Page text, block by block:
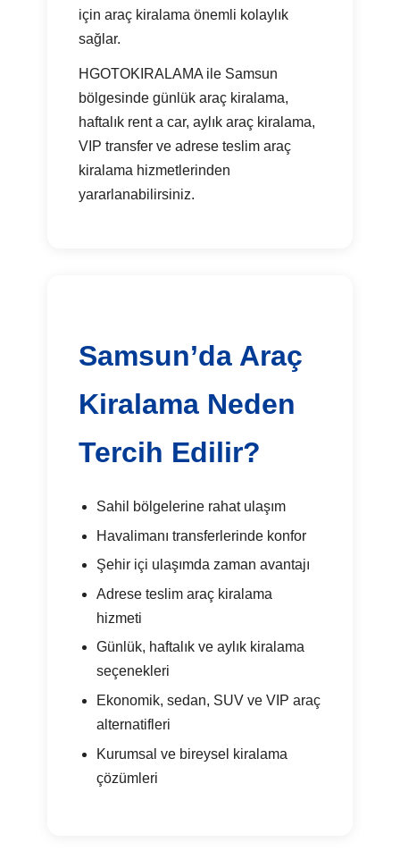
için araç kiralama önemli kolaylık
sağlar.
HGOTOKIRALAMA ile Samsun
bölgesinde günlük araç kiralama,
haftalık rent a car, aylık araç kiralama,
VIP transfer ve adrese teslim araç
kiralama hizmetlerinden
yararlanabilirsiniz.
Samsun’da Araç
Kiralama Neden
Tercih Edilir?
Sahil bölgelerine rahat ulaşım
Havalimanı transferlerinde konfor
Şehir içi ulaşımda zaman avantajı
Adrese teslim araç kiralama
hizmeti
Günlük, haftalık ve aylık kiralama
seçenekleri
Ekonomik, sedan, SUV ve VIP araç
alternatifleri
Kurumsal ve bireysel kiralama
çözümleri